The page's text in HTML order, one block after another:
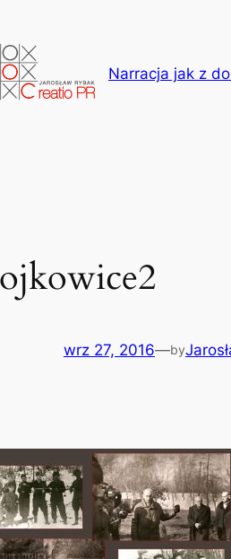
Narracja jak z
wrz 27, 2016—by